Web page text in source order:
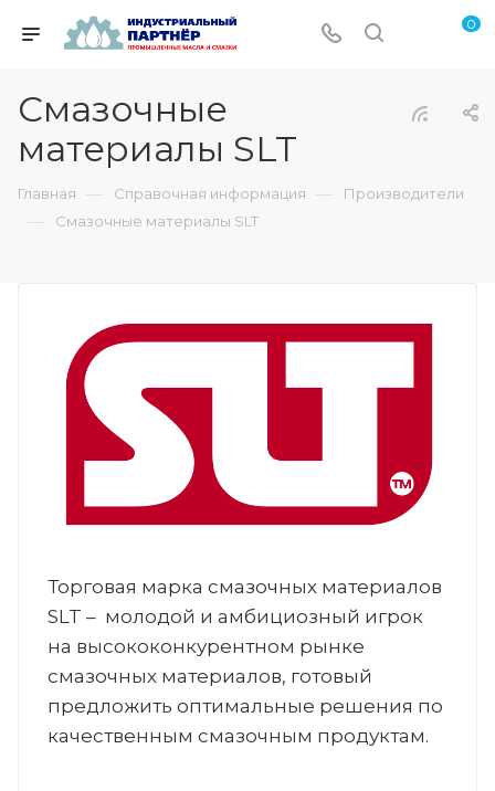
0
Смазочные
материалы SLT
Главная — Справочная информация — Производители
— Смазочные материалы SLT
Торговая марка смазочных материалов
SLT – молодой и амбициозный игрок
на высококонкурентном рынке
смазочных материалов, готовый
предложить оптимальные решения по
качественным смазочным продуктам.